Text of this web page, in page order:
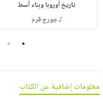
صابون
فيديوهات
وفرات
التسوق
تاريخ أوروبا وبناء أسط
لـ جورج قرم
1
2
معلومات إضافية عن الكتاب